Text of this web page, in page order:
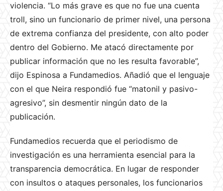
violencia. “Lo más grave es que no fue una cuenta
troll, sino un funcionario de primer nivel, una persona
de extrema confianza del presidente, con alto poder
dentro del Gobierno. Me atacó directamente por
publicar información que no les resulta favorable”,
dijo Espinosa a Fundamedios. Añadió que el lenguaje
con el que Neira respondió fue “matonil y pasivo-
agresivo”, sin desmentir ningún dato de la
publicación.
Fundamedios recuerda que el periodismo de
investigación es una herramienta esencial para la
transparencia democrática. En lugar de responder
con insultos o ataques personales, los funcionarios